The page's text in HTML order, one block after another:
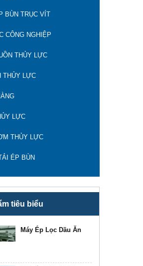
BÙN TRỤC VÍT
CÔNG NGHIỆP
THỦY LỰC
THỦY LỰC
LỰC
THỦY LỰC
ÉP BÙN
tiêu biểu
Tròn
Máy Ép Bùn Băng Tải
Máy Ép Lọc Dầu Ăn